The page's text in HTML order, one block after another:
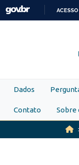
Skip to main content
Dados
Contato Sobre